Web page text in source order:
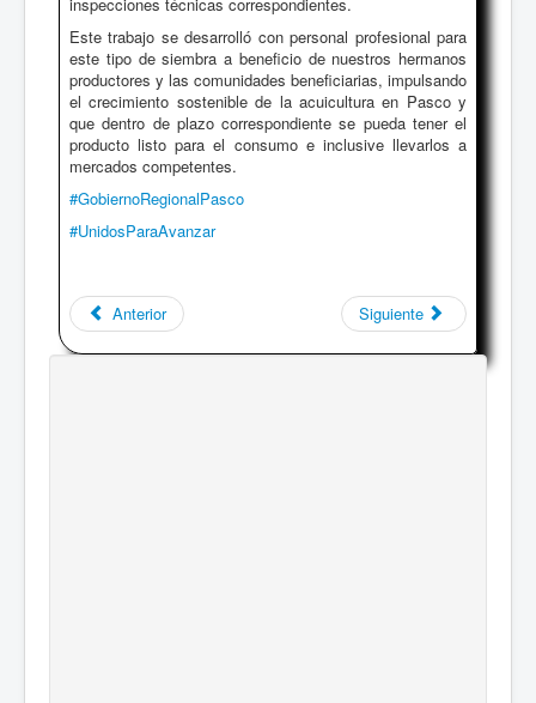
Este trabajo se desarrolló con personal profesional para
este tipo de siembra a beneficio de nuestros hermanos
productores y las comunidades beneficiarias, impulsando
el crecimiento sostenible de la acuicultura en Pasco y
que dentro de plazo correspondiente se pueda tener el
producto listo para el consumo e inclusive llevarlos a
mercados competentes.
#GobiernoRegionalPasco
#UnidosParaAvanzar
Anterior Siguiente